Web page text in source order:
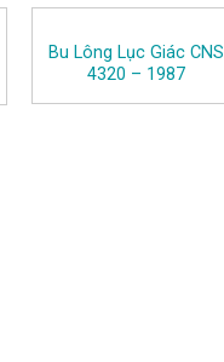
Bu Lông Lục Giác CNS
4320 – 1987